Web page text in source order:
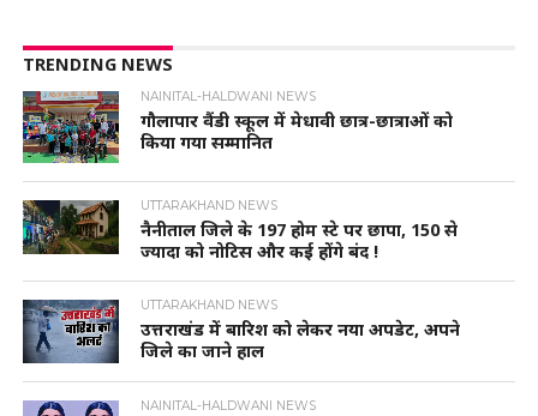
TRENDING NEWS
NAINITAL-HALDWANI NEWS
गौलापार वैंडी स्कूल में मेधावी छात्र-छात्राओं को
किया गया सम्मानित
UTTARAKHAND NEWS
नैनीताल जिले के 197 होम स्टे पर छापा, 150 से
ज्यादा को नोटिस और कई होंगे बंद !
UTTARAKHAND NEWS
उत्तराखंड में बारिश को लेकर नया अपडेट, अपने
जिले का जाने हाल
NAINITAL-HALDWANI NEWS